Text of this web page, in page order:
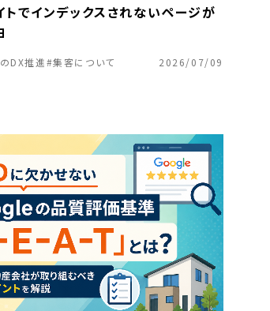
トでインデックスされないページが
DX推進#集客について
2026/07/09